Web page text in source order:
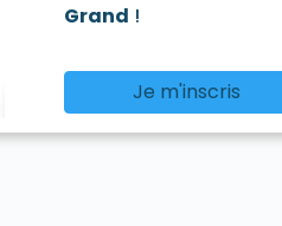
Grand !
Je m'inscris